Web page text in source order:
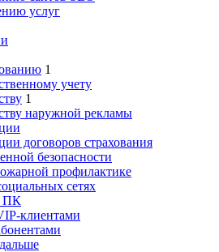
услуг
1
учету
1
наружной рекламы
договоров страхования
безопасности
профилактике
сетях
ПК
клиентами
дальше